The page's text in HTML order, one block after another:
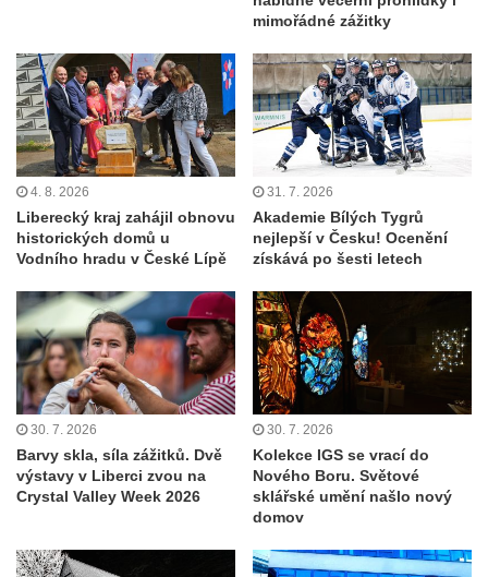
mimořádné zážitky
4. 8. 2026
Liberecký kraj zahájil obnovu
historických domů u
Vodního hradu v České Lípě
31. 7. 2026
Akademie Bílých Tygrů
nejlepší v Česku! Ocenění
získává po šesti letech
30. 7. 2026
Barvy skla, síla zážitků. Dvě
výstavy v Liberci zvou na
Crystal Valley Week 2026
30. 7. 2026
Kolekce IGS se vrací do
Nového Boru. Světové
sklářské umění našlo nový
domov